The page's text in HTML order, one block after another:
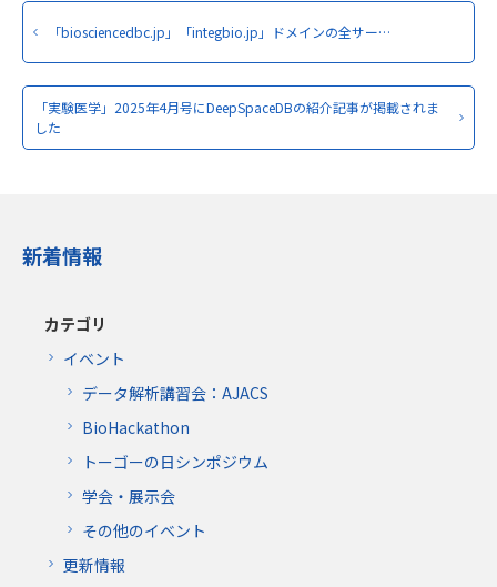
「biosciencedbc.jp」「integbio.jp」ドメインの全サー…
「実験医学」2025年4月号にDeepSpaceDBの紹介記事が掲載されま
した
新着情報
カテゴリ
イベント
データ解析講習会：AJACS
BioHackathon
トーゴーの日シンポジウム
学会・展示会
その他のイベント
更新情報